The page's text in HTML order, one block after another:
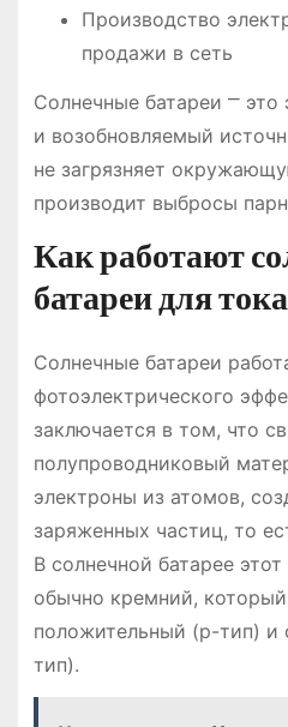
Производство
продажи в сеть
Солнечные батареи ⎻ это
и возобновляемый
не загрязняет
производит выбросы
Как работают
батареи для
Солнечные батареи
фотоэлектрического
заключается в том, что
полупроводниковый
электроны из атомов,
заряженных частиц, то
В солнечной батарее
обычно кремний, который
положительный (p-тип) и
тип).